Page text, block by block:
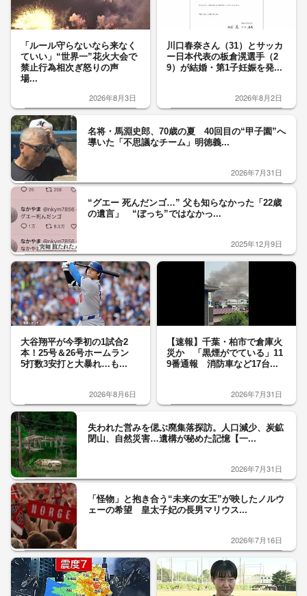
「ルール守らないなら来なく
ていい」“世界一”花火大会で
禁止行為相次ぎ怒りの声
場...
2026年8月3日
川口春奈さん（31）とサッカ
ー日本代表の板倉滉選手（2
9）が結婚・第1子妊娠を発...
2026年8月2日
名将・馬淵史郎、70歳の夏 40回目の“甲子園”へ
導いた「不思議なチーム」明徳義...
2026年7月31日
“グエー 死んだンゴ…” 父も知らなかった「22歳
の遺言」 “ぼっち”ではなかっ...
2025年12月9日
大谷翔平が今季初の1試合2
本！25号＆26号ホームラン
5打数3安打と大暴れ…も...
2026年8月6日
【速報】千葉・柏市で倉庫火
災か 「黒煙がでている」11
9番通報 消防車など17台...
2026年7月31日
失われた営みを偲ぶ廃集落探訪。人口減少、炭鉱
閉山、自然災害…遺構が秘めた記憶【一...
2026年7月31日
「怪物」と抱き合う“未来の女王”が映したノルウ
ェーの希望 皇太子妃の長男マリウス...
2026年7月16日